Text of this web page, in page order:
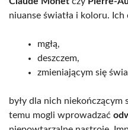
niuanse światła i koloru. Ich
mgłą,
deszczem,
zmieniającym się
były dla nich niekończącym
temu mogli wprowadzać